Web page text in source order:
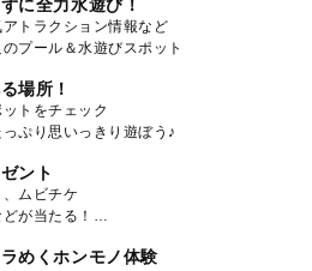
に全力水遊び！
トラクション情報など
プール＆水遊びスポット
場所！
トをチェック
ぷり思いっきり遊ぼう♪
ント
ムビチケ
が当たる！
めくホンモノ体験